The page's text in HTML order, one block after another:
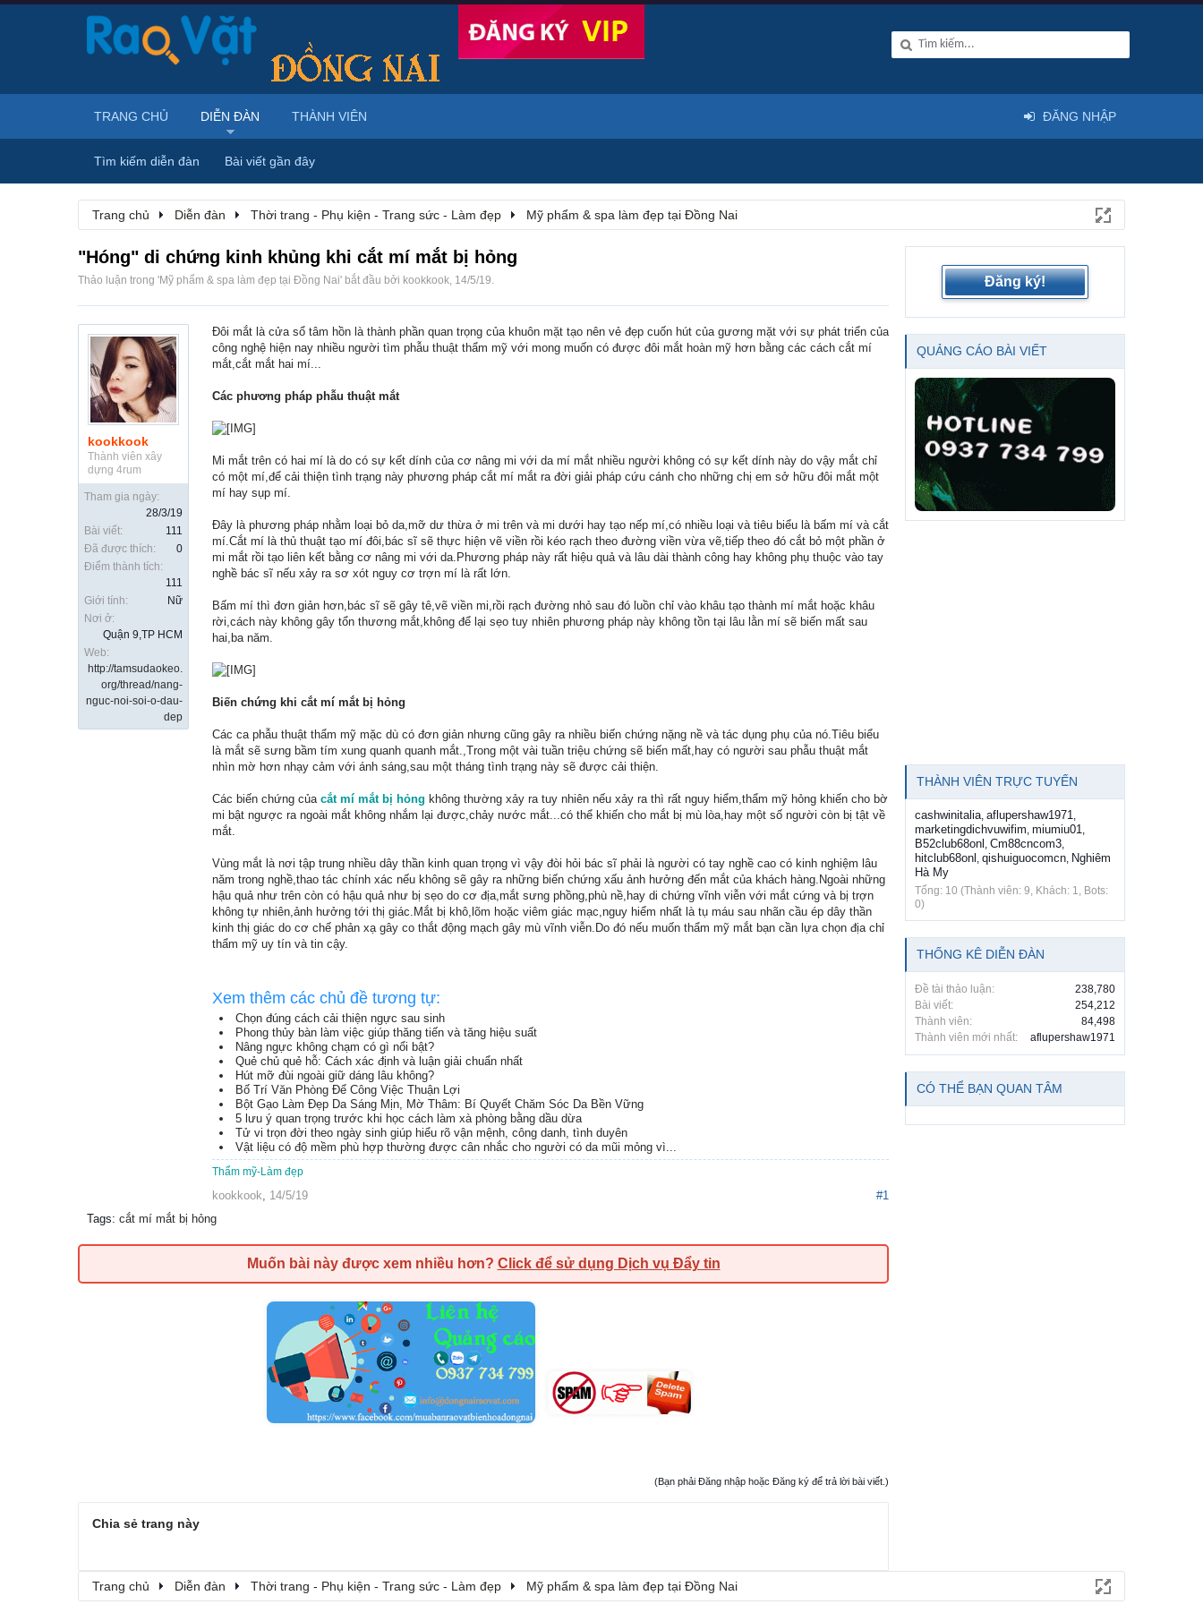
Trang chủ Diễn đàn Thời trang - Phụ kiện - Trang sức - Làm đẹp Mỹ phẩm & spa làm đẹp tại Đồng Nai
"Hóng" di chứng kinh khủng khi cắt mí mắt bị hỏng
Thảo luận trong 'Mỹ phẩm & spa làm đẹp tại Đồng Nai' bắt đầu bởi kookkook, 14/5/19.
kookkook
Thành viên xây
dựng 4rum
Tham gia ngày:
28/3/19
Bài viết:
111
Đã được thích:
0
Điểm thành tích:
111
Giới tính:
Nữ
Nơi ở:
Quận 9,TP HCM
Web:
http://tamsudaokeo.
org/thread/nang-
nguc-noi-soi-o-dau-
dep
Đôi mắt là cửa sổ tâm hồn là thành phần quan trọng của khuôn mặt tạo nên vẻ đẹp cuốn hút của gương mặt với sự phát triển của
công nghệ hiện nay nhiều người tìm phẫu thuật thẩm mỹ với mong muốn có được đôi mắt hoàn mỹ hơn bằng các cách cắt mí
mắt,cắt mắt hai mí...
Các phương pháp phẫu thuật mắt
Mi mắt trên có hai mí là do có sự kết dính của cơ nâng mi với da mí mắt nhiều người không có sự kết dính này do vậy mắt chỉ
có một mí,để cải thiện tình trạng này phương pháp cắt mí mắt ra đời giải pháp cứu cánh cho những chị em sở hữu đôi mắt một
mí hay sụp mí.
Đây là phương pháp nhằm loại bỏ da,mỡ dư thừa ở mi trên và mi dưới hay tạo nếp mí,có nhiều loại và tiêu biểu là bấm mí và cắt
mí.Cắt mí là thủ thuật tạo mí đôi,bác sĩ sẽ thực hiện vẽ viền rồi kéo rạch theo đường viền vừa vẽ,tiếp theo đó cắt bỏ một phần ở
mi mắt rồi tạo liên kết bằng cơ nâng mi với da.Phương pháp này rất hiệu quả và lâu dài thành công hay không phụ thuộc vào tay
nghề bác sĩ nếu xảy ra sơ xót nguy cơ trợn mí là rất lớn.
Bấm mí thì đơn giản hơn,bác sĩ sẽ gây tê,vẽ viền mi,rồi rạch đường nhỏ sau đó luồn chỉ vào khâu tạo thành mí mắt hoặc khâu
rời,cách này không gây tổn thương mắt,không để lại sẹo tuy nhiên phương pháp này không tồn tại lâu lằn mí sẽ biến mất sau
hai,ba năm.
Biến chứng khi cắt mí mắt bị hỏng
Các ca phẫu thuật thẩm mỹ mặc dù có đơn giản nhưng cũng gây ra nhiều biến chứng nặng nề và tác dụng phụ của nó.Tiêu biểu
là mắt sẽ sưng bầm tím xung quanh quanh mắt.,Trong một vài tuần triệu chứng sẽ biến mất,hay có người sau phẫu thuật mắt
nhìn mờ hơn nhạy cảm với ánh sáng,sau một tháng tình trạng này sẽ được cải thiện.
Các biến chứng của cắt mí mắt bị hỏng không thường xảy ra tuy nhiên nếu xảy ra thì rất nguy hiểm,thẩm mỹ hỏng khiến cho bờ
mi bật ngược ra ngoài mắt không nhắm lại được,chảy nước mắt...có thể khiến cho mắt bị mù lòa,hay một số người còn bị tật về
mắt.
Vùng mắt là nơi tập trung nhiều dây thần kinh quan trọng vì vậy đòi hỏi bác sĩ phải là người có tay nghề cao có kinh nghiệm lâu
năm trong nghề,thao tác chính xác nếu không sẽ gây ra những biến chứng xấu ảnh hưởng đến mắt của khách hàng.Ngoài những
hậu quả như trên còn có hậu quả như bị sẹo do cơ địa,mắt sưng phồng,phù nề,hay di chứng vĩnh viễn với mắt cứng và bị trợn
không tự nhiên,ảnh hưởng tới thị giác.Mắt bị khô,lõm hoặc viêm giác mạc,nguy hiểm nhất là tụ máu sau nhãn cầu ép dây thần
kinh thị giác do cơ chế phản xạ gây co thắt động mạch gây mù vĩnh viễn.Do đó nếu muốn thẩm mỹ mắt bạn cần lựa chọn địa chỉ
thẩm mỹ uy tín và tin cậy.
Xem thêm các chủ đề tương tự:
Chọn đúng cách cải thiện ngực sau sinh
Phong thủy bàn làm việc giúp thăng tiến và tăng hiệu suất
Nâng ngực không chạm có gì nổi bật?
Quẻ chủ quẻ hỗ: Cách xác định và luận giải chuẩn nhất
Hút mỡ đùi ngoài giữ dáng lâu không?
Bố Trí Văn Phòng Để Công Việc Thuận Lợi
Bột Gạo Làm Đẹp Da Sáng Mịn, Mờ Thâm: Bí Quyết Chăm Sóc Da Bền Vững
5 lưu ý quan trọng trước khi học cách làm xà phòng bằng dầu dừa
Tử vi trọn đời theo ngày sinh giúp hiểu rõ vận mệnh, công danh, tình duyên
Vật liệu có độ mềm phù hợp thường được cân nhắc cho người có da mũi mỏng vì...
Thẩm mỹ-Làm đẹp
kookkook, 14/5/19
#1
Tags: cắt mí mắt bị hỏng
Muốn bài này được xem nhiều hơn? Click để sử dụng Dịch vụ Đẩy tin
(Bạn phải Đăng nhập hoặc Đăng ký để trả lời bài viết.)
Chia sẻ trang này
Đăng ký!
QUẢNG CÁO BÀI VIẾT
THÀNH VIÊN TRỰC TUYẾN
cashwinitalia, aflupershaw1971,
marketingdichvuwifim, miumiu01,
B52club68onl , Cm88cncom3,
hitclub68onl , qishuiguocomcn, Nghiêm
Hà My
Tổng: 10 (Thành viên: 9, Khách: 1, Bots:
0)
THỐNG KÊ DIỄN ĐÀN
Đề tài thảo luận:
238,780
Bài viết:
254,212
Thành viên:
84,498
Thành viên mới nhất:
aflupershaw1971
CÓ THỂ BẠN QUAN TÂM
Trang chủ Diễn đàn Thời trang - Phụ kiện - Trang sức - Làm đẹp Mỹ phẩm & spa làm đẹp tại Đồng Nai
TRANG CHỦ DIỄN ĐÀN
Tìm kiếm diễn đàn Bài viết gần đây
THÀNH VIÊN ĐĂNG NHẬP